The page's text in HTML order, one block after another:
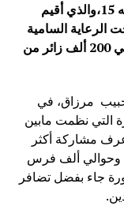
استقطب المعرض الدولي للفرس في دورته 15،والذي أقيم
الرعاية السامية
لصاحب الجلالة الملك محمد السادس، حوالي 200 ألف زائر من
مرزاق، في
التي نظمت مابين
مشاركة أكثر
فارسة وفارس وحوالي ألف فرس
جاء بفضل تضافر